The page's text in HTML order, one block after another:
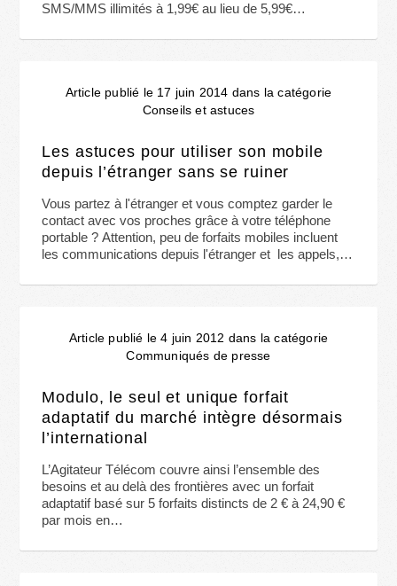
SMS/MMS illimités à 1,99€ au lieu de 5,99€…
Article publié le 17 juin 2014 dans la catégorie
Conseils et astuces
Les astuces pour utiliser son mobile
depuis l’étranger sans se ruiner
Vous partez à l'étranger et vous comptez garder le
contact avec vos proches grâce à votre téléphone
portable ? Attention, peu de forfaits mobiles incluent
les communications depuis l'étranger et les appels,…
Article publié le 4 juin 2012 dans la catégorie
Communiqués de presse
Modulo, le seul et unique forfait
adaptatif du marché intègre désormais
l’international
L’Agitateur Télécom couvre ainsi l’ensemble des
besoins et au delà des frontières avec un forfait
adaptatif basé sur 5 forfaits distincts de 2 € à 24,90 €
par mois en…